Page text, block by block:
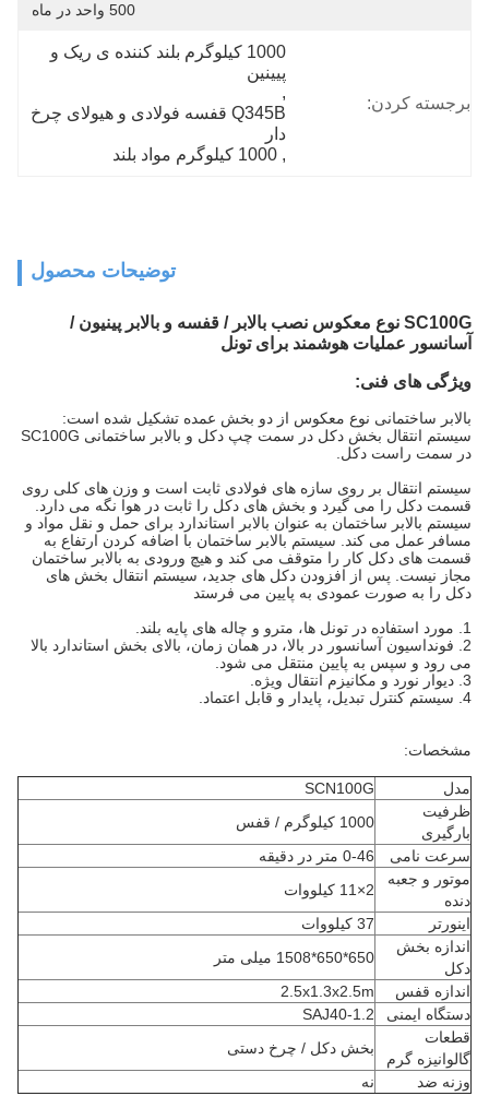
500 واحد در ماه
برجسته کردن:
1000 کیلوگرم بلند کننده ی ریک و
پیینین
,
Q345B قفسه فولادی و هیولای چرخ
دار
, 1000 کیلوگرم مواد بلند
توضیحات محصول
SC100G نوع معکوس نصب بالابر / قفسه و بالابر پینیون /
آسانسور عملیات هوشمند برای تونل
ویژگی های فنی:
بالابر ساختمانی نوع معکوس از دو بخش عمده تشکیل شده است:
سیستم انتقال بخش دکل در سمت چپ دکل و بالابر ساختمانی SC100G
در سمت راست دکل.
سیستم انتقال بر روی سازه های فولادی ثابت است و وزن های کلی روی
قسمت دکل را می گیرد و بخش های دکل را ثابت در هوا نگه می دارد.
سیستم بالابر ساختمان به عنوان بالابر استاندارد برای حمل و نقل مواد و
مسافر عمل می کند. سیستم بالابر ساختمان با اضافه کردن ارتفاع به
قسمت های دکل کار را متوقف می کند و هیچ ورودی به بالابر ساختمان
مجاز نیست. پس از افزودن دکل های جدید، سیستم انتقال بخش های
دکل را به صورت عمودی به پایین می فرستد
2. فونداسیون آسانسور در بالا، در همان زمان، بالای بخش استاندارد بالا
می رود و سپس به پایین منتقل می شود.
4. سیستم کنترل تبدیل، پایدار و قابل اعتماد.
مشخصات:
مدل
SCN100G
ظرفیت
بارگیری
1000 کیلوگرم / قفس
سرعت نامی
0-46 متر در دقیقه
موتور و جعبه
دنده
اینورتر
37 کیلووات
اندازه بخش
دکل
650*650*1508 میلی متر
اندازه قفس
2.5x1.3x2.5m
دستگاه ایمنی
SAJ40-1.2
قطعات
گالوانیزه گرم
بخش دکل / چرخ دستی
وزنه ضد
نه